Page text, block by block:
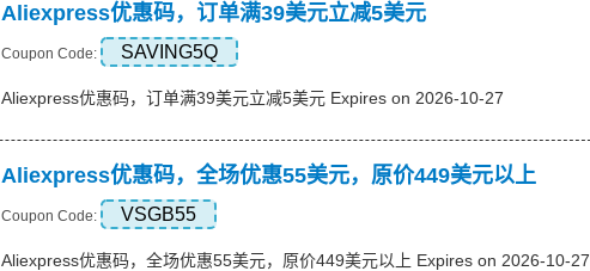
Aliexpress优惠码，订单满39美元立减5美元
Coupon Code: SAVING5Q
Aliexpress优惠码，订单满39美元立减5美元 Expires on 2026-10-27
Aliexpress优惠码，全场优惠55美元，原价449美元以上
Coupon Code: VSGB55
Aliexpress优惠码，全场优惠55美元，原价449美元以上 Expires on 2026-10-27